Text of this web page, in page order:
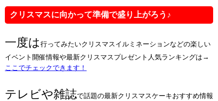
クリスマスに向かって準備で盛り上がろう♪
一度は行ってみたいクリスマスイルミネーションなどの楽しい
イベント開催情報や最新クリスマスプレゼント人気ランキングは→
ここでチェックできます！
テレビや雑誌で話題の最新クリスマスケーキおすすめ情報